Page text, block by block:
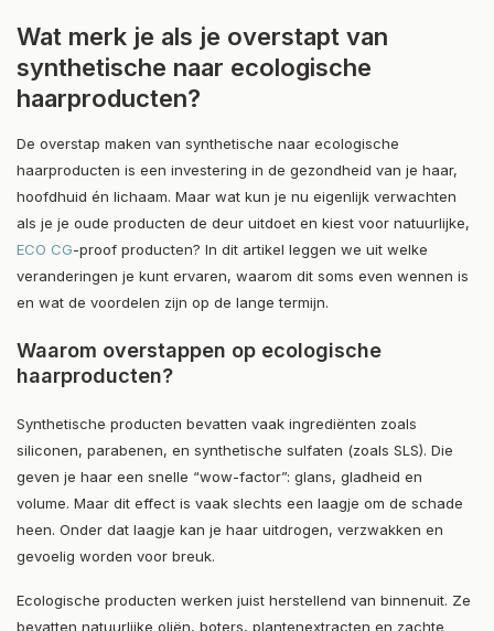
Wat merk je als je overstapt van
synthetische naar ecologische
haarproducten?
De overstap maken van synthetische naar ecologische
haarproducten is een investering in de gezondheid van je haar,
hoofdhuid én lichaam. Maar wat kun je nu eigenlijk verwachten
als je je oude producten de deur uitdoet en kiest voor natuurlijke,
ECO CG-proof producten? In dit artikel leggen we uit welke
veranderingen je kunt ervaren, waarom dit soms even wennen is
en wat de voordelen zijn op de lange termijn.
Waarom overstappen op ecologische
haarproducten?
Synthetische producten bevatten vaak ingrediënten zoals
siliconen, parabenen, en synthetische sulfaten (zoals SLS). Die
geven je haar een snelle “wow-factor”: glans, gladheid en
volume. Maar dit effect is vaak slechts een laagje om de schade
heen. Onder dat laagje kan je haar uitdrogen, verzwakken en
gevoelig worden voor breuk.
Ecologische producten werken juist herstellend van binnenuit. Ze
bevatten natuurlijke oliën, boters, plantenextracten en zachte